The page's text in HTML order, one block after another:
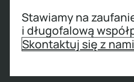
Stawiamy na
i długofalową
Skontaktuj się z nami